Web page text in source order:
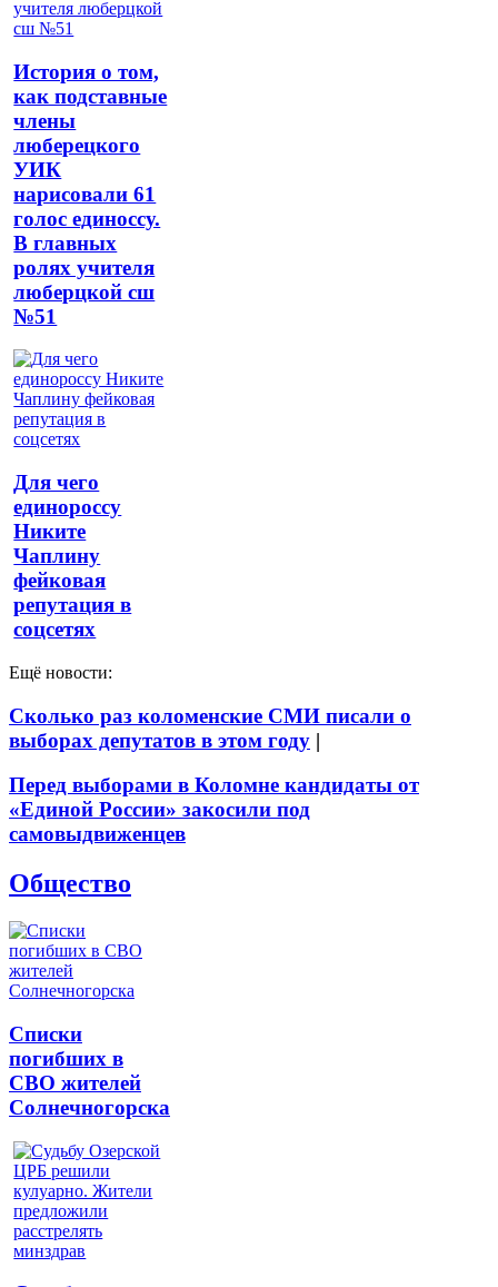
История о том,
как подставные
члены
люберецкого
УИК
нарисовали 61
голос единоссу.
В главных
ролях учителя
люберцкой сш
№51
Для чего
единороссу
Никите
Чаплину
фейковая
репутация в
соцсетях
Ещё новости:
Сколько раз коломенские СМИ писали о
выборах депутатов в этом году |
Перед выборами в Коломне кандидаты от
«Единой России» закосили под
самовыдвиженцев
Общество
Списки
погибших в
СВО жителей
Солнечногорска